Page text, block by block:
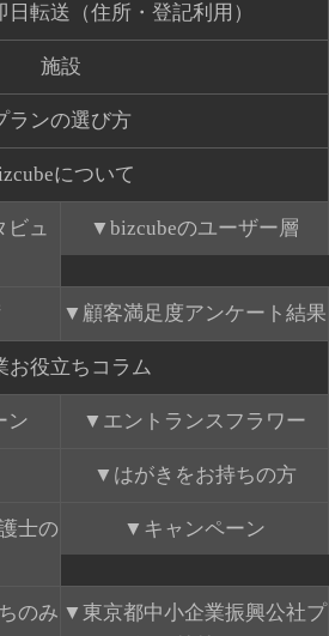
転送（住所・登記利用）
施設
ランの選び方
について
ビュ
bizcubeのユーザー層
顧客満足度アンケート結果
お役立ちコラム
ン エントランスフラワー
はがきをお持ちの方
士の
キャンペーン
のみ
東京都中小企業振興公社プ